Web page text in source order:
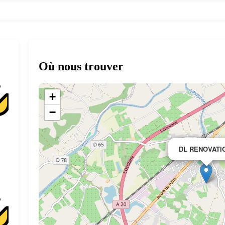
Où nous trouver
DL
+
−